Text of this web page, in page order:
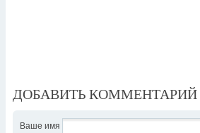
ДОБАВИТЬ КОММЕНТАРИЙ
Ваше имя